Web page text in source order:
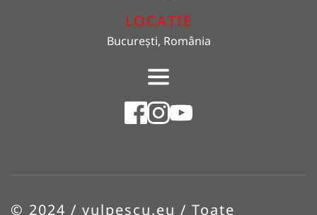
LOCAȚIE
București, România
© 2024 / vulpescu.eu / Toate